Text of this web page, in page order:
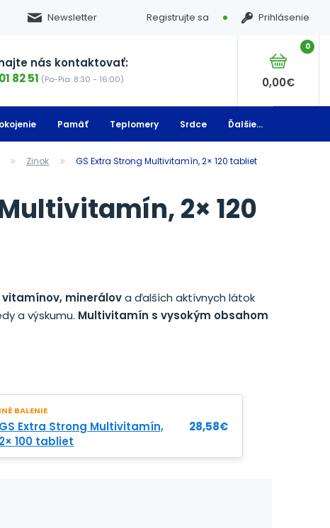
Newsletter Registrujte sa Prihlásenie
nás kontaktovať:
82 51 (Po-Pia: 8:30 - 16:00)
0
0,00€
Pamäť Teplomery Srdce Ďalšie...
Zinok GS Extra Strong Multivitamín, 2× 120 tabliet
2× 120
vitamínov, minerálova ďalších aktívnych látok
a výskumu. Multivitamín s vysokým obsahom
INÉ BALENIE
GS Extra Strong Multivitamín,
2× 100 tabliet
28,58€